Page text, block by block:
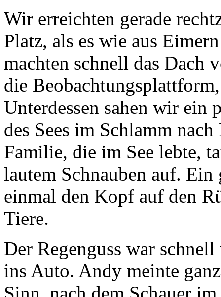
Wir erreichten gerade
Platz, als es wie aus
machten schnell das Dach
die
Unterdessen sahen wir ein
des Sees im Schlamm
Familie, die im See lebte,
lautem Schnauben auf.
einmal den Kopf auf den
Tiere.
Der Regenguss war
ins Auto. Andy meinte